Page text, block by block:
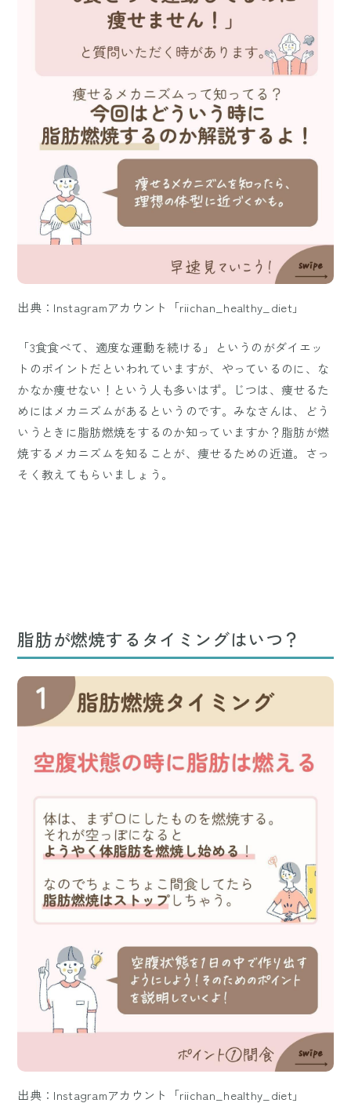
出典：Instagramアカウント「riichan_healthy_diet」
「3食食べて、適度な運動を続ける」というのがダイエッ
トのポイントだといわれていますが、やっているのに、な
かなか痩せない！という人も多いはず。じつは、痩せるた
めにはメカニズムがあるというのです。みなさんは、どう
いうときに脂肪燃焼をするのか知っていますか？脂肪が燃
焼するメカニズムを知ることが、痩せるための近道。さっ
そく教えてもらいましょう。
脂肪が燃焼するタイミングはいつ？
出典：Instagramアカウント「riichan_healthy_diet」